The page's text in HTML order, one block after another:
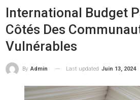
International Budget
Côtés Des
Vulnérables
By Admin Last updated Juin 13, 2024